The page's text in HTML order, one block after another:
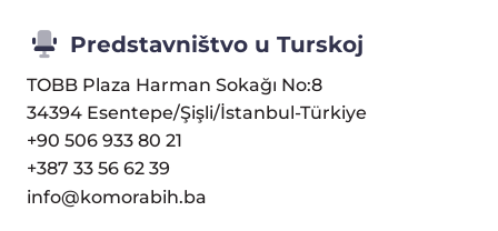
Predstavništvo u Turskoj
TOBB Plaza Harman Sokağı No:8
34394 Esentepe/Şişli/İstanbul-Türkiye
+90 506 933 80 21
+387 33 56 62 39
info@komorabih.ba